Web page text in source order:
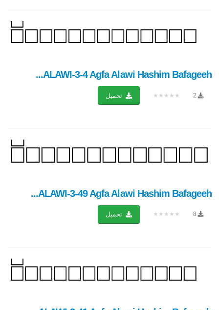
ALAWI-3-4 Agfa Alawi Hashim Bafageeh...
2
★★★★★ تحميل
ALAWI-3-49 Agfa Alawi Hashim Bafageeh...
8
★★★★★ تحميل